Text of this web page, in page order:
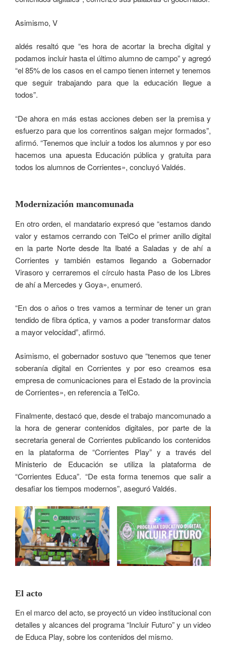
Asimismo, V
aldés resaltó que “es hora de acortar la brecha digital y
podamos incluir hasta el último alumno de campo” y agregó
“el 85% de los casos en el campo tienen internet y tenemos
que seguir trabajando para que la educación llegue a
todos”.
“De ahora en más estas acciones deben ser la premisa y
esfuerzo para que los correntinos salgan mejor formados”,
afirmó. “Tenemos que incluir a todos los alumnos y por eso
hacemos una apuesta Educación pública y gratuita para
todos los alumnos de Corrientes», concluyó Valdés.
Modernización mancomunada
En otro orden, el mandatario expresó que “estamos dando
valor y estamos cerrando con TelCo el primer anillo digital
en la parte Norte desde Ita Ibaté a Saladas y de ahí a
Corrientes y también estamos llegando a Gobernador
Virasoro y cerraremos el círculo hasta Paso de los Libres
de ahí a Mercedes y Goya», enumeró.
“En dos o años o tres vamos a terminar de tener un gran
tendido de fibra óptica, y vamos a poder transformar datos
a mayor velocidad”, afirmó.
Asimismo, el gobernador sostuvo que “tenemos que tener
soberanía digital en Corrientes y por eso creamos esa
empresa de comunicaciones para el Estado de la provincia
de Corrientes», en referencia a TelCo.
Finalmente, destacó que, desde el trabajo mancomunado a
la hora de generar contenidos digitales, por parte de la
secretaria general de Corrientes publicando los contenidos
en la plataforma de “Corrientes Play” y a través del
Ministerio de Educación se utiliza la plataforma de
“Corrientes Educa”. “De esta forma tenemos que salir a
desafiar los tiempos modernos”, aseguró Valdés.
El acto
En el marco del acto, se proyectó un video institucional con
detalles y alcances del programa “Incluir Futuro” y un video
de Educa Play, sobre los contenidos del mismo.